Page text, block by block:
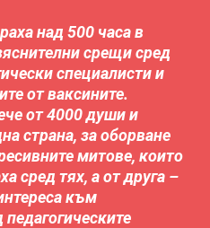
над 500 часа в
срещи сред
специалисти и
от ваксините.
от 4000 души и
страна, за оборване
митове, които
сред тях, а от друга –
към